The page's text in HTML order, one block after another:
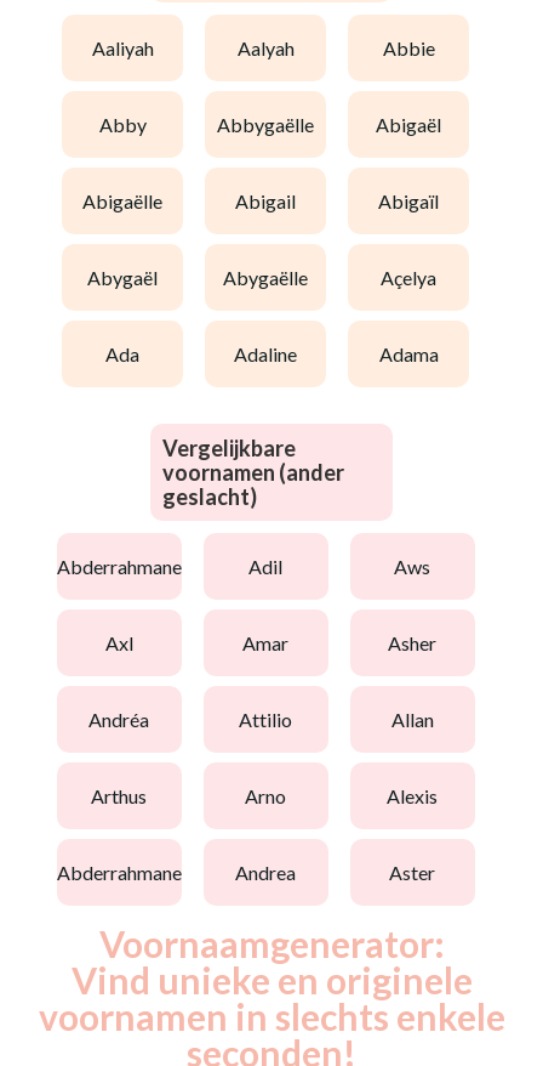
aaliyah aalyah abbie
abby abbygaëlle abigaël
abigaëlle abigail abigaïl
abygaël abygaëlle açelya
ada adaline adama
Vergelijkbare
voornamen (ander
geslacht)
abderrahmane adil aws
axl amar asher
andréa attilio allan
arthus arno alexis
abderrahmane andrea aster
Voornaamgenerator:
Vind unieke en originele
voornamen in slechts enkele
seconden!